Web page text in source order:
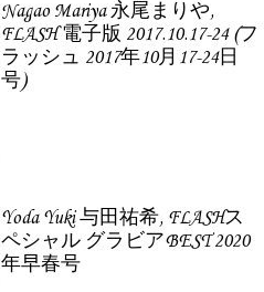
Nagao Mariya 永尾まりや,
FLASH 電子版 2017.10.17-24 (フ
ラッシュ 2017年10月17-24日
号)
Yoda Yuki 与田祐希, FLASHス
ペシャル グラビアBEST 2020
年早春号